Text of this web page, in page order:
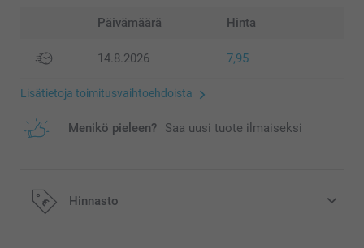
Päivämäärä Hinta
14.8.2026 7,95
Lisätietoja toimitusvaihtoehdoista
Menikö pieleen? Saa uusi tuote ilmaiseksi
Hinnasto